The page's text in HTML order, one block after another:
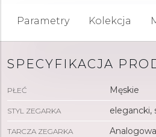
Parametry Kolekcja
SPECYFIKACJA
PŁEĆ Męskie
STYL ZEGARKA elegancki,
TARCZA ZEGARKA Analogowa